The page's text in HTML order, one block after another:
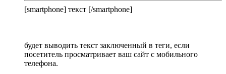
[smartphone] текст [/smartphone]
будет выводить текст заключенный в теги, если
посетитель просматривает ваш сайт с мобильного
телефона.